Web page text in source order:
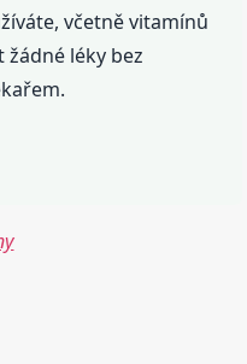
včetně vitamínů
žádné léky bez